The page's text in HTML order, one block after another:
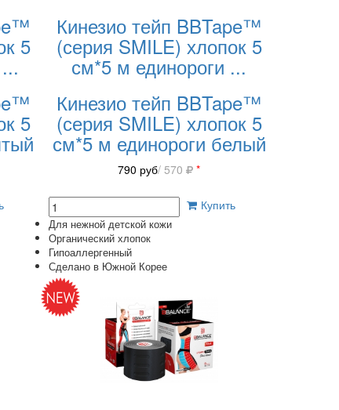
5
...
5
Кинезио тейп BBTape™
(серия SMILE) хлопок 5
см*5 м единороги ...
Кинезио тейп BBTape™
(серия SMILE) хлопок 5
см*5 м единороги белый
790 руб/ 570 *
Купить
Для нежной детской кожи
Органический хлопок
Гипоаллергенный
Сделано в Южной Корее